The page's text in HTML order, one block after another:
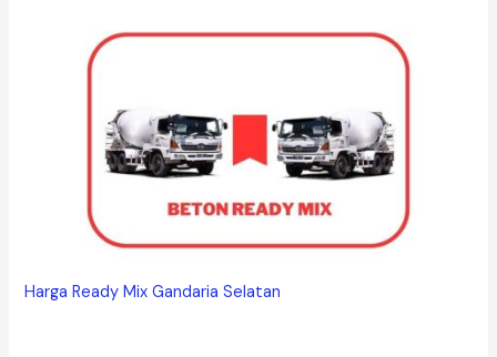
Harga Ready Mix Gandaria Selatan